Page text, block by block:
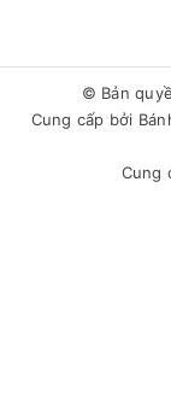
© Bản
Cung cấp bởi
Cung